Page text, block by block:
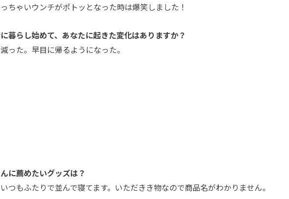
ちゃいウンチがポトッとなった時は爆笑しました！
暮らし始めて、あなたに起きた変化はありますか？
った。早目に帰るようになった。
に薦めたいグッズは？
つもふたりで並んで寝てます。いただきき物なので商品名がわかりません。